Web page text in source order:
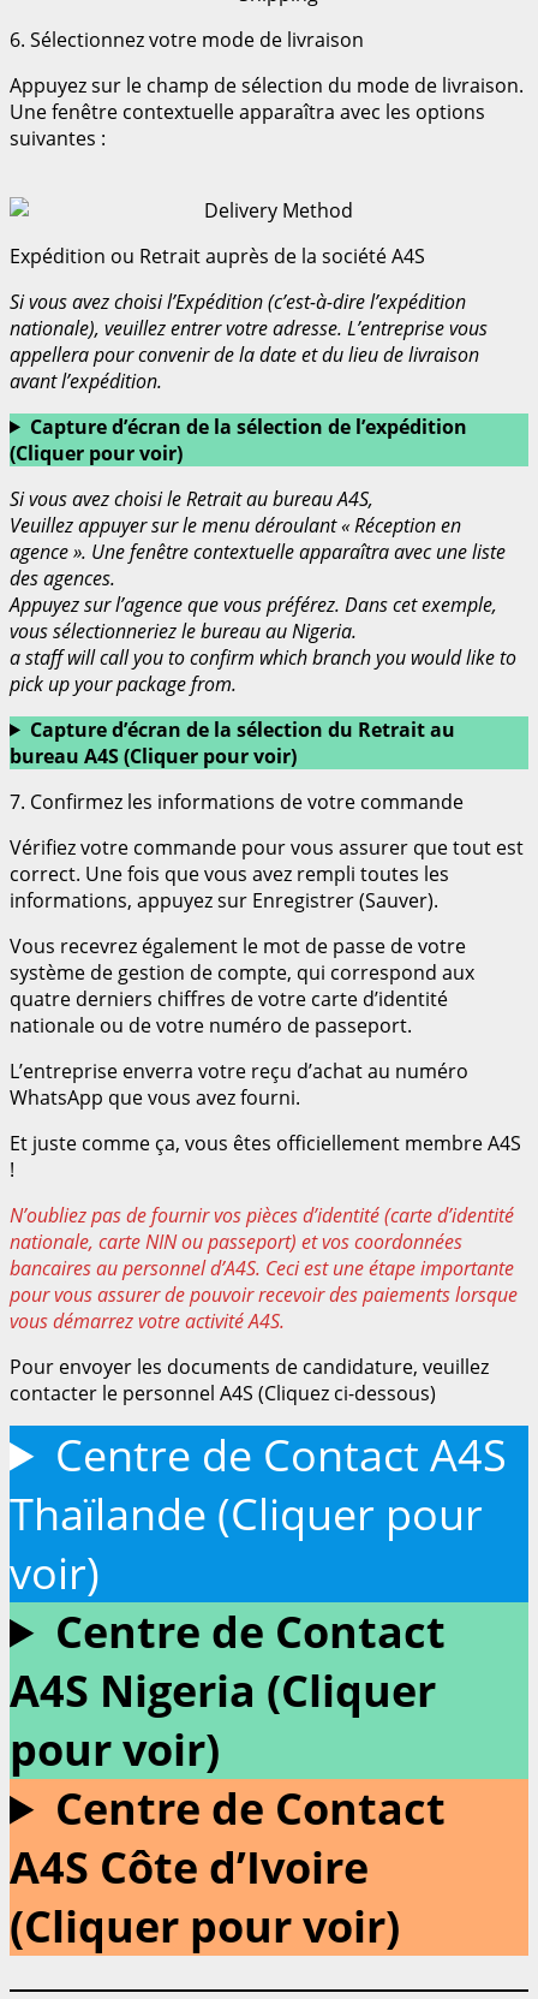
6. Sélectionnez votre mode de livraison
Appuyez sur le champ de sélection du mode de livraison.
Une fenêtre contextuelle apparaîtra avec les options
suivantes :
Expédition ou Retrait auprès de la société A4S
Si vous avez choisi l’Expédition (c’est-à-dire l’expédition
nationale), veuillez entrer votre adresse. L’entreprise vous
appellera pour convenir de la date et du lieu de livraison
avant l’expédition.
Capture d’écran de la sélection de l’expédition
(Cliquer pour voir)
Si vous avez choisi le Retrait au bureau A4S,
Veuillez appuyer sur le menu déroulant « Réception en
agence ». Une fenêtre contextuelle apparaîtra avec une liste
des agences.
Appuyez sur l’agence que vous préférez. Dans cet exemple,
vous sélectionneriez le bureau au Nigeria.
a staff will call you to confirm which branch you would like to
pick up your package from.
Capture d’écran de la sélection du Retrait au
bureau A4S (Cliquer pour voir)
7. Confirmez les informations de votre commande
Vérifiez votre commande pour vous assurer que tout est
correct. Une fois que vous avez rempli toutes les
informations, appuyez sur Enregistrer (Sauver).
Vous recevrez également le mot de passe de votre
système de gestion de compte, qui correspond aux
quatre derniers chiffres de votre carte d’identité
nationale ou de votre numéro de passeport.
L’entreprise enverra votre reçu d’achat au numéro
WhatsApp que vous avez fourni.
Et juste comme ça, vous êtes officiellement membre A4S
!
N’oubliez pas de fournir vos pièces d’identité (carte d’identité
nationale, carte NIN ou passeport) et vos coordonnées
bancaires au personnel d’A4S. Ceci est une étape importante
pour vous assurer de pouvoir recevoir des paiements lorsque
vous démarrez votre activité A4S.
Pour envoyer les documents de candidature, veuillez
contacter le personnel A4S (Cliquez ci-dessous)
Centre de Contact A4S
Thaïlande (Cliquer pour
voir)
Centre de Contact
A4S Nigeria (Cliquer
pour voir)
Centre de Contact
A4S Côte d’Ivoire
(Cliquer pour voir)